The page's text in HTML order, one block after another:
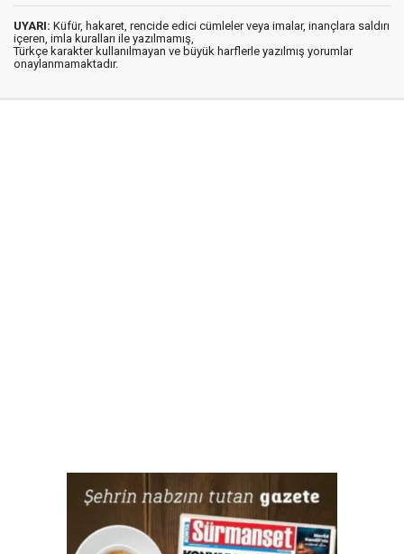
UYARI: Küfür, hakaret, rencide edici cümleler veya imalar, inançlara saldırı
içeren, imla kuralları ile yazılmamış,
Türkçe karakter kullanılmayan ve büyük harflerle yazılmış yorumlar
onaylanmamaktadır.